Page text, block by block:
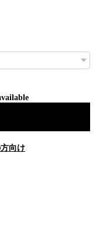
向け